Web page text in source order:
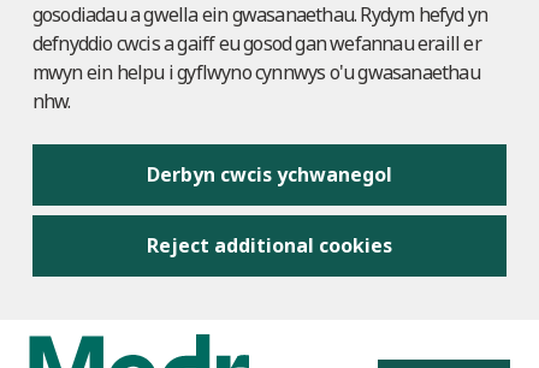
gosodiadau a gwella ein gwasanaethau. Rydym hefyd yn
defnyddio cwcis a gaiff eu gosod gan wefannau eraill er
mwyn ein helpu i gyflwyno cynnwys o'u gwasanaethau
nhw.
Derbyn cwcis ychwanegol
Reject additional cookies